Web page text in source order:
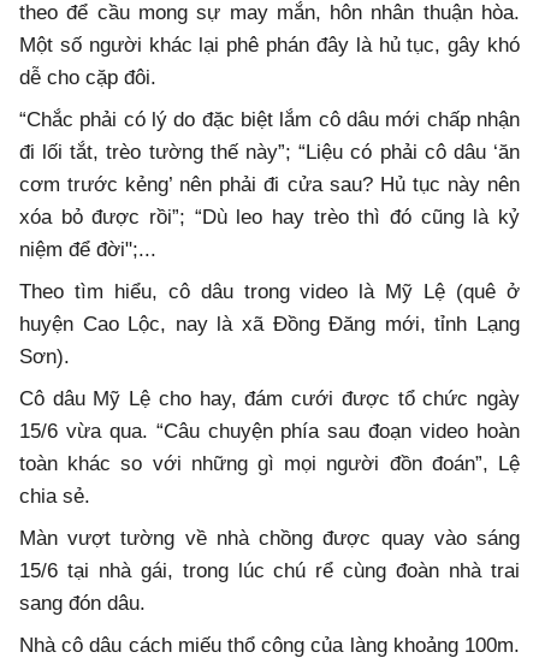
theo để cầu mong sự may mắn, hôn nhân thuận hòa.
Một số người khác lại phê phán đây là hủ tục, gây khó
dễ cho cặp đôi.
“Chắc phải có lý do đặc biệt lắm cô dâu mới chấp nhận
đi lối tắt, trèo tường thế này”; “Liệu có phải cô dâu ‘ăn
cơm trước kẻng’ nên phải đi cửa sau? Hủ tục này nên
xóa bỏ được rồi”; “Dù leo hay trèo thì đó cũng là kỷ
niệm để đời";...
Theo tìm hiểu, cô dâu trong video là Mỹ Lệ (quê ở
huyện Cao Lộc, nay là xã Đồng Đăng mới, tỉnh Lạng
Sơn).
Cô dâu Mỹ Lệ cho hay, đám cưới được tổ chức ngày
15/6 vừa qua. “Câu chuyện phía sau đoạn video hoàn
toàn khác so với những gì mọi người đồn đoán”, Lệ
chia sẻ.
Màn vượt tường về nhà chồng được quay vào sáng
15/6 tại nhà gái, trong lúc chú rể cùng đoàn nhà trai
sang đón dâu.
Nhà cô dâu cách miếu thổ công của làng khoảng 100m.